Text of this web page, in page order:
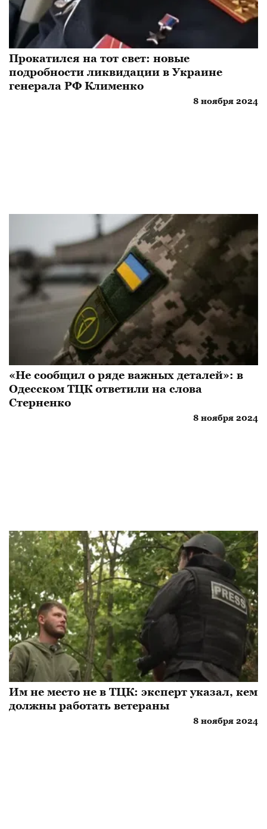
Прокатился на тот свет: новые
подробности ликвидации в Украине
генерала РФ Клименко
8 ноября 2024
«Не сообщил о ряде важных деталей»: в
Одесском ТЦК ответили на слова
Стерненко
8 ноября 2024
Им не место не в ТЦК: эксперт указал, кем
должны работать ветераны
8 ноября 2024